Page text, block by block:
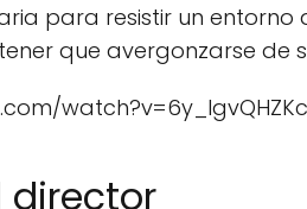
para resistir un entorno
que avergonzarse de
watch?v=6y_IgvQHZKc
director